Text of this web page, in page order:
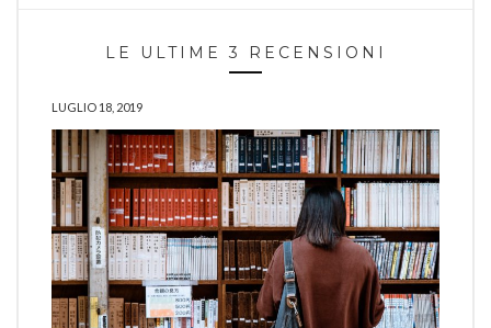
LE ULTIME 3 RECENSIONI
LUGLIO 18, 2019